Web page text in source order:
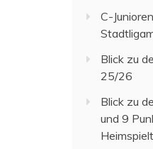
C-
Blick zu
25/26
Blick zu
und 9